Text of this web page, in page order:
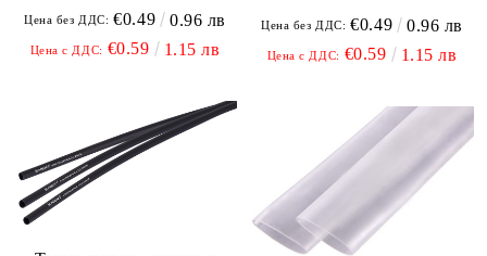
Цена без ДДС: €0.49 0.96 лв
Цена с ДДС: €0.59 1.15 лв
Цена без ДДС: €0.49 0.96 лв
Цена с ДДС: €0.59 1.15 лв